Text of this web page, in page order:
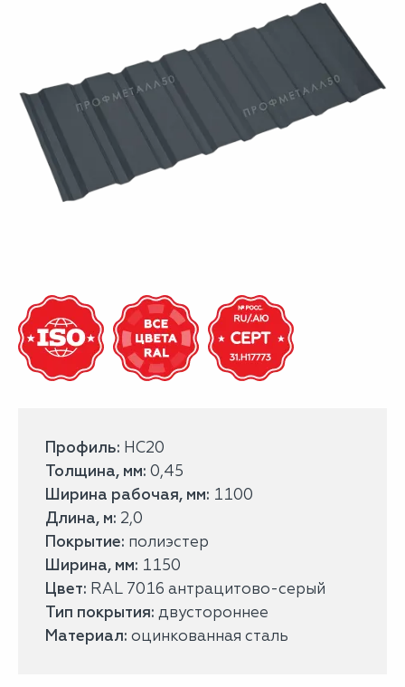
Профиль: НС20
Толщина, мм: 0,45
Ширина рабочая, мм: 1100
Длина, м: 2,0
Покрытие: полиэстер
Ширина, мм: 1150
Цвет: RAL 7016 антрацитово-серый
Тип покрытия: двустороннее
Материал: оцинкованная сталь